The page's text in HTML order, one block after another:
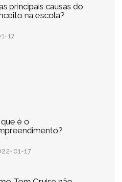
principais causas do
na escola?
17
é o
01-17